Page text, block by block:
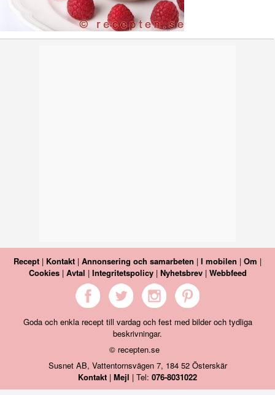
Recept | Kontakt | Annonsering och samarbeten | I mobilen | Om |
Cookies| Avtal | Integritetspolicy| Nyhetsbrev| Webbfeed
Goda och enkla recept till vardag och fest med bilder och tydliga
beskrivningar.
© recepten.se
Susnet AB, Vattentornsvägen 7, 184 52 Österskär
Kontakt | Mejl | Tel: 076-8031022